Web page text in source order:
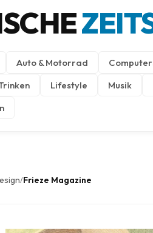
Auto & Motorrad
Lifestyle Musik
/Frieze Magazine